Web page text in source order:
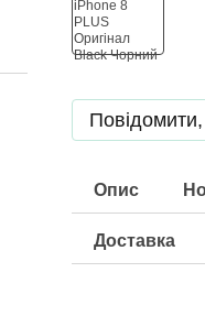
Опис
Доставка